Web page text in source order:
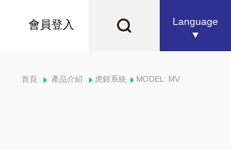
Language
會員登入
首頁 產品介紹 虎鉗系統 MODEL: MV